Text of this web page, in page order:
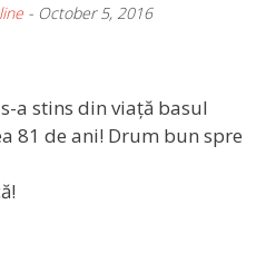
- October 5, 2016
a stins din viață basul
81 de ani! Drum bun spre